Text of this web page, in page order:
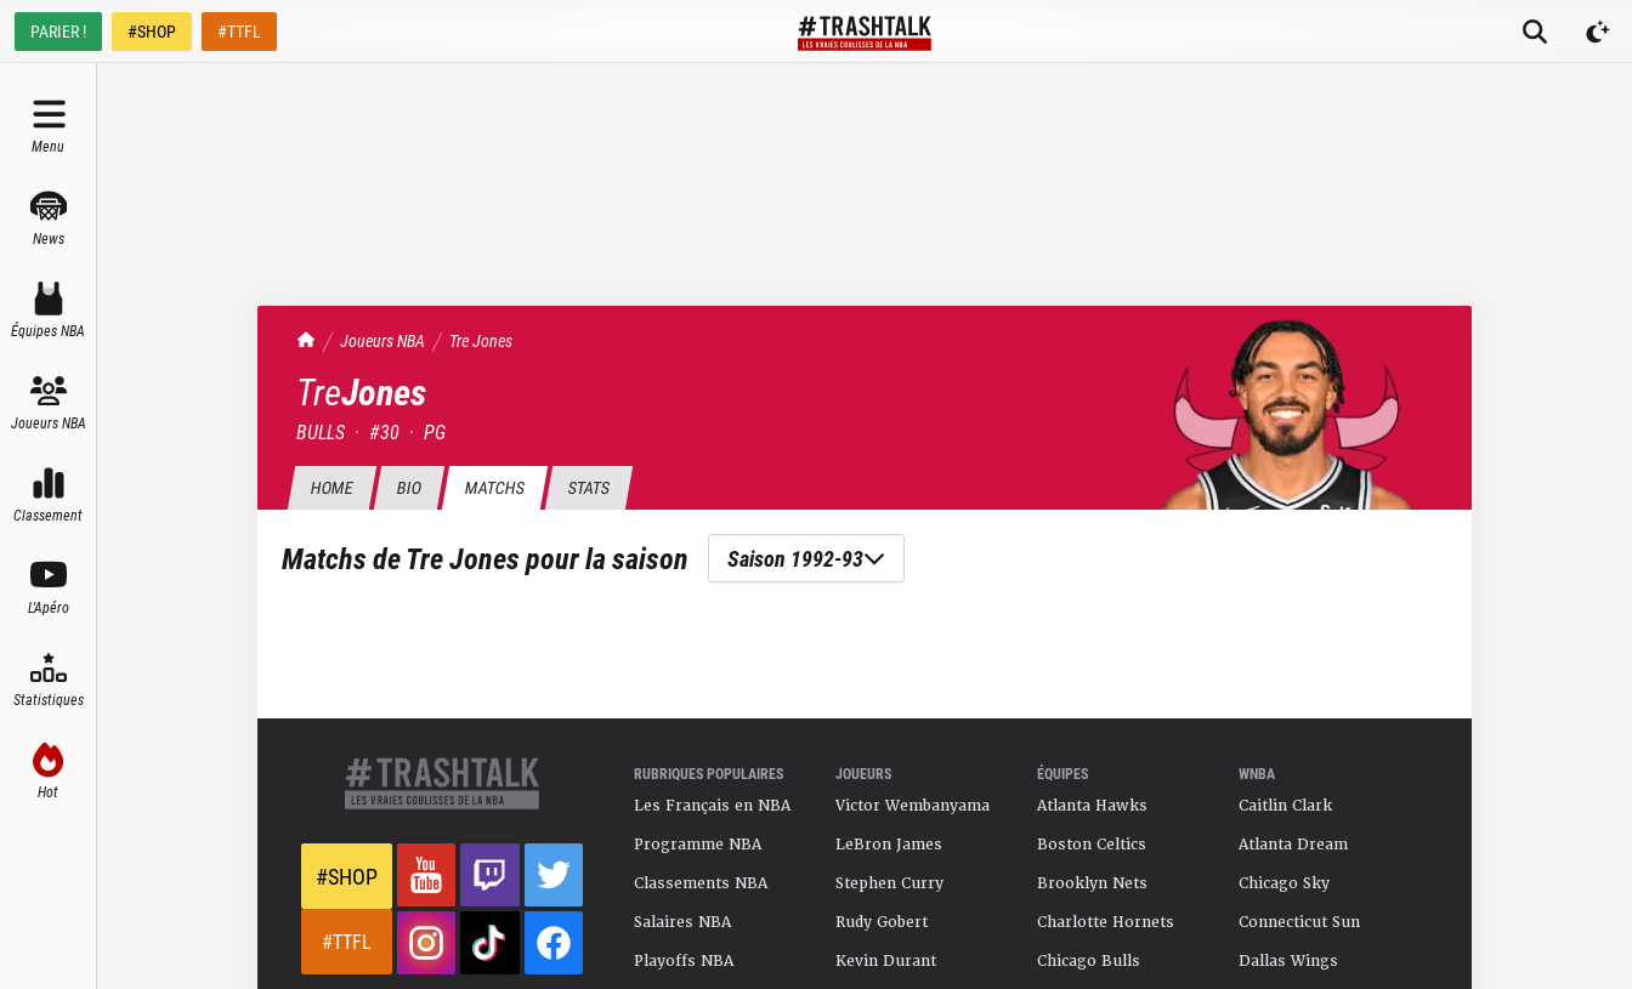
PARIER ! #SHOP #TTFL
Menu
News
Équipes NBA
Joueurs NBA
Classement
L'Apéro
Statistiques
Hot
TrashTalk Actu NBA
Joueurs NBA TreJones
TreJones
BULLS · #30 · PG
HOME BIO MATCHS STATS
Matchs deTre Jonespour la saison Saison 1992-93
#SHOP
#TTFL
RUBRIQUES POPULAIRES
Les Français en NBA
Programme NBA
Classements NBA
Salaires NBA
Playoffs NBA
JOUEURS
Victor Wembanyama
LeBron James
Stephen Curry
Rudy Gobert
Kevin Durant
ÉQUIPES
Atlanta Hawks
Boston Celtics
Brooklyn Nets
Charlotte Hornets
Chicago Bulls
WNBA
Caitlin Clark
Atlanta Dream
Chicago Sky
Connecticut Sun
Dallas Wings